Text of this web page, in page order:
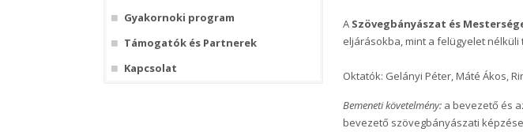
Gyakornoki program
Támogatók és Partnerek
Kapcsolat
A Szövegbányászat és
eljárásokba, mint a felügyelet
Oktatók: Gelányi Péter, Máté Ákos,
Bemeneti követelmény: a bevezető és
bevezető szövegbányászati